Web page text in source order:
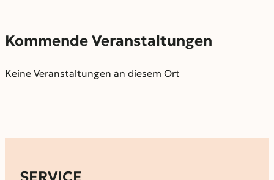
Kommende Veranstaltungen
Keine Veranstaltungen an diesem Ort